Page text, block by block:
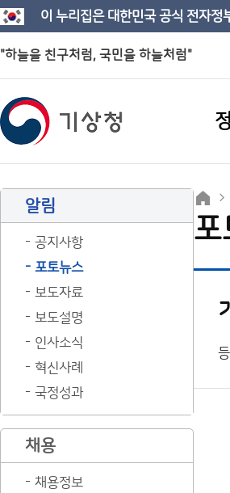
이 누리집은 대한민국 공식 전자정
"하늘을 친구처럼, 국민을 하늘처럼"
알림
공지사항
포토뉴스
보도자료
보도설명
인사소식
혁신사례
국정성과
채용
채용정보
포